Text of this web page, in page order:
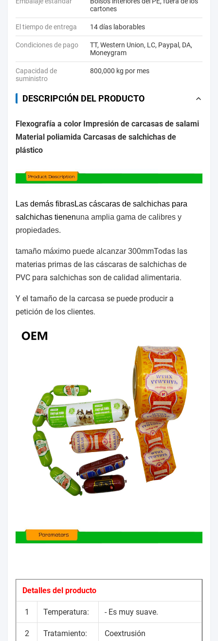
cartones
El tiempo de entrega 14 días laborables
Condiciones de pago
TT, Western Union, LC, Paypal, DA,
Moneygram
Capacidad de
suministro
800,000 kg por mes
DESCRIPCIÓN DEL PRODUCTO
Flexografía a color Impresión de carcasas de salami
Material poliamida Carcasas de salchichas de
plástico
Las demás fibrasLas cáscaras de salchichas para
salchichas tienenuna amplia gama de calibres y
propiedades.
tamaño máximo puede alcanzar 300mmTodas las
materias primas de las cáscaras de salchichas de
PVC para salchichas son de calidad alimentaria.
Y el tamaño de la carcasa se puede producir a
petición de los clientes.
Detalles del producto
1 Temperatura: - Es muy suave.
2 Tratamiento: Coextrusión